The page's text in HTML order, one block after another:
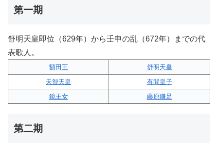
第一期
舒明天皇即位（629年）から壬申の乱（672年）までの代
表歌人。
額田王
舒明天皇
天智天皇
有間皇子
鏡王女
藤原鎌足
第二期